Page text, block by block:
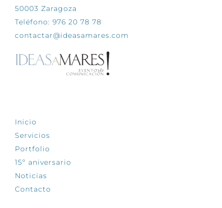
50003 Zaragoza
Teléfono: 976 20 78 78
contactar@ideasamares.com
Inicio
Servicios
Portfolio
15º aniversario
Noticias
Contacto